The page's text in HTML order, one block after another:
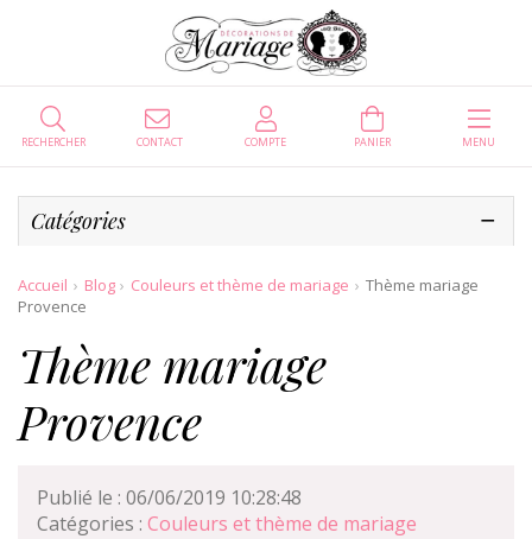
CONTACT
RECHERCHER COMPTE PANIER MENU
Catégories
Accueil Blog Couleurs et thème de mariage
Thème mariage
Provence
Thème mariage
Provence
Publié le : 06/06/2019 10:28:48
Catégories : Couleurs et thème de mariage